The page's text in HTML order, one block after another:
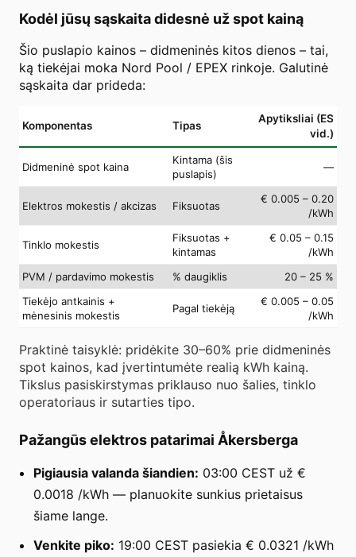
Kodėl jūsų sąskaita didesnė už spot kainą
Šio puslapio kainos – didmeninės kitos dienos – tai,
ką tiekėjai moka Nord Pool / EPEX rinkoje. Galutinė
sąskaita dar prideda:
Komponentas Tipas
Apytiksliai (ES
vid.)
Didmeninė spot kaina
Kintama (šis
puslapis)
—
Elektros mokestis / akcizas Fiksuotas
€ 0.005 – 0.20
/kWh
Tinklo mokestis
Fiksuotas +
kintamas
€ 0.05 – 0.15
/kWh
PVM / pardavimo mokestis
% daugiklis
20 – 25 %
Tiekėjo antkainis +
mėnesinis mokestis
Pagal tiekėją
€ 0.005 – 0.05
/kWh
Praktinė taisyklė: pridėkite 30–60% prie didmeninės
spot kainos, kad įvertintumėte realią kWh kainą.
Tikslus pasiskirstymas priklauso nuo šalies, tinklo
operatoriaus ir sutarties tipo.
Pažangūs elektros patarimai Åkersberga
Pigiausia valanda šiandien: 03:00 CEST už €
0.0018 /kWh — planuokite sunkius prietaisus
šiame lange.
Venkite piko: 19:00 CEST pasiekia € 0.0321 /kWh